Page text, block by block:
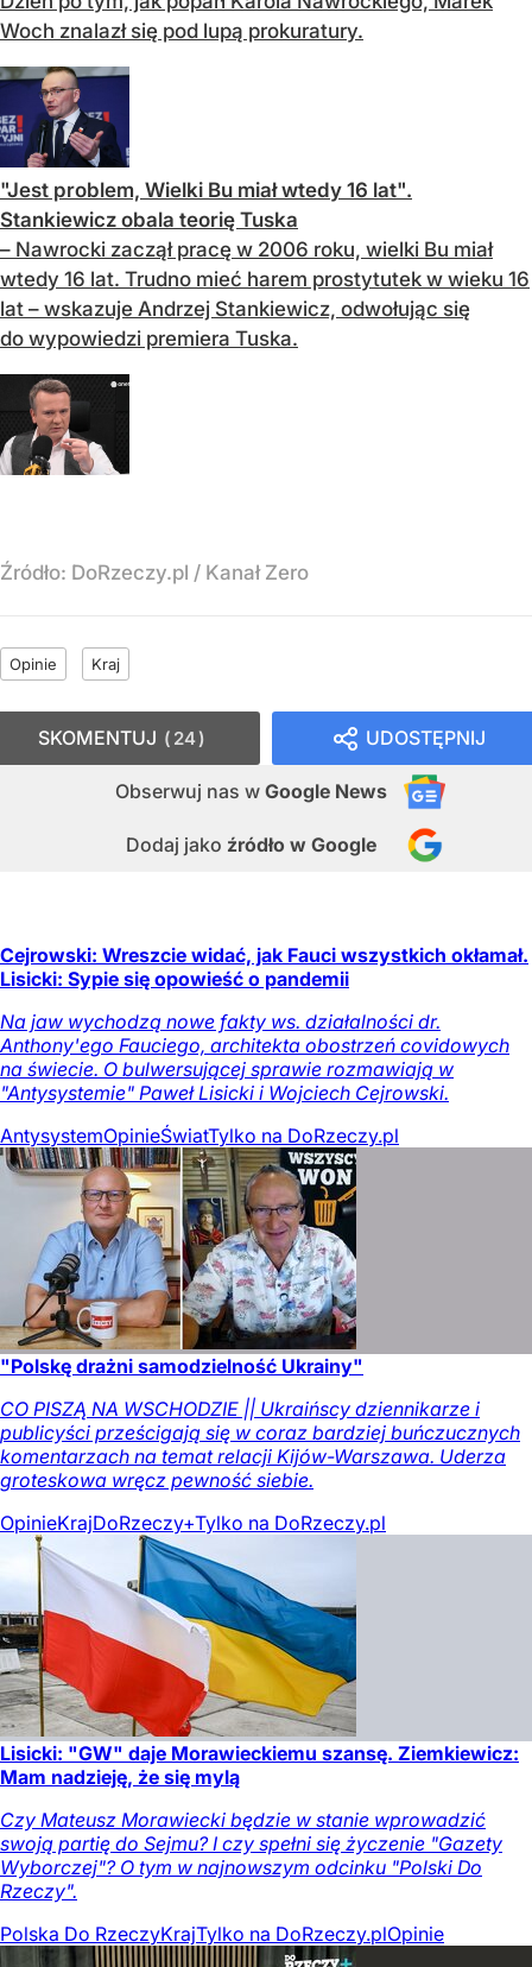
Woch znalazł się pod lupą prokuratury.
"Jest problem, Wielki Bu miał wtedy 16 lat".
Stankiewicz obala teorię Tuska
– Nawrocki zaczął pracę w 2006 roku, wielki Bu miał
wtedy 16 lat. Trudno mieć harem prostytutek w wieku 16
lat – wskazuje Andrzej Stankiewicz, odwołując się
do wypowiedzi premiera Tuska.
Źródło: DoRzeczy.pl / Kanał Zero
Opinie Kraj
UDOSTĘPNIJ
Obserwuj nas w Google News
Dodaj jako źródło w Google
SKOMENTUJ 24
Cejrowski: Wreszcie widać, jak Fauci wszystkich okłamał.
Lisicki: Sypie się opowieść o pandemii
Na jaw wychodzą nowe fakty ws. działalności dr.
Anthony'ego Fauciego, architekta obostrzeń covidowych
na świecie. O bulwersującej sprawie rozmawiają w
"Antysystemie" Paweł Lisicki i Wojciech Cejrowski.
AntysystemOpinieŚwiatTylko na DoRzeczy.pl
"Polskę drażni samodzielność Ukrainy"
CO PISZĄ NA WSCHODZIE || Ukraińscy dziennikarze i
publicyści prześcigają się w coraz bardziej buńczucznych
komentarzach na temat relacji Kijów-Warszawa. Uderza
groteskowa wręcz pewność siebie.
OpinieKrajDoRzeczy+Tylko na DoRzeczy.pl
Lisicki: "GW" daje Morawieckiemu szansę. Ziemkiewicz:
Mam nadzieję, że się mylą
Czy Mateusz Morawiecki będzie w stanie wprowadzić
swoją partię do Sejmu? I czy spełni się życzenie "Gazety
Wyborczej"? O tym w najnowszym odcinku "Polski Do
Rzeczy".
Polska Do RzeczyKrajTylko na DoRzeczy.plOpinie